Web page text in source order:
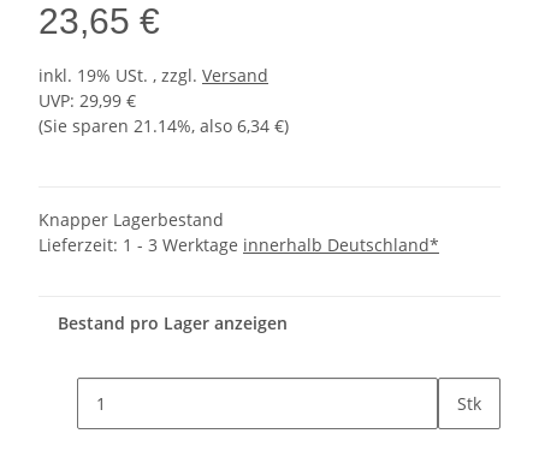
23,65 €
inkl. 19% USt. , zzgl. Versand
UVP: 29,99 €
(Sie sparen 21.14%, also 6,34 €)
Knapper Lagerbestand
Lieferzeit: 1 - 3 Werktage innerhalb Deutschland*
Bestand pro Lager anzeigen
Stk